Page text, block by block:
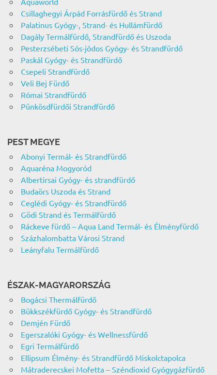
Csillaghegyi Árpád Forrásfürdő és Strand
Palatinus Gyógy-, Strand- és Hullámfürdő
Dagály Termálfürdő, Strandfürdő és Uszoda
Pesterzsébeti Sós-jódos Gyógy- és Strandfürdő
Paskál Gyógy- és Strandfürdő
Csepeli Strandfürdő
Veli Bej Fürdő
Római Strandfürdő
Pünkösdfürdői Strandfürdő
PEST MEGYE
Abonyi Termál- és Strandfürdő
Aquaréna Mogyoród
Albertirsai Gyógy- és strandfürdő
Budaörs Uszoda és Strand
Ceglédi Gyógy- és Strandfürdő
Gödi Strand és Termálfürdő
Ráckeve fürdő – Aqua Land Termál- és Élményfürdő
Százhalombatta Városi Strand
Leányfalu Termálfürdő
ÉSZAK-MAGYARORSZÁG
Bogácsi Thermálfürdő
Bükkszékfürdő Gyógy- és Strandfürdő
Demjén Fürdő
Egerszalóki Gyógy- és Wellnessfürdő
Egri Termálfürdő
Ellipsum Élmény- és Strandfürdő Miskolctapolca
Mátraderecskei Mofetta – Széndioxid Gyógygázfürdő